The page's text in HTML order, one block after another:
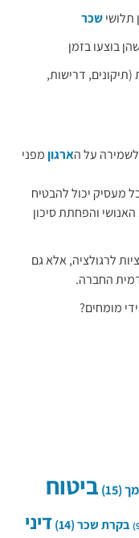
שכר
בוצעו בזמן
דרישות,
על הארגוןמפני
מעסיק יכול להבטיח
והפחתת סיכון
לרגולציה, אלא גם
החברה.
מומחים?
(15)
ביטוח
בקרת שכר(14)
דיני